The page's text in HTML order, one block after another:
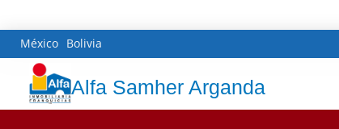
México Bolivia
Alfa Samher Arganda